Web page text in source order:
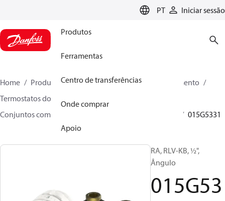
PT Iniciar sessão
Produtos
Ferramentas
Centro de transferências
Onde comprar
Apoio
Home Produtos
Soluções climáticas para aquecimento
Termostatos do radiador
Conjuntos com H - partes
015G5331
RA, RLV-KB, ½",
Ângulo
015G53